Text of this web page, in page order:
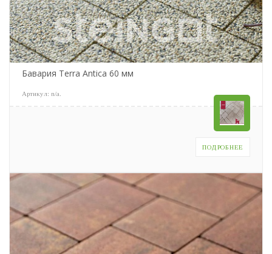
Бавария Terra Antica 60 мм
Артикул: n/a
ПОДРОБНЕЕ